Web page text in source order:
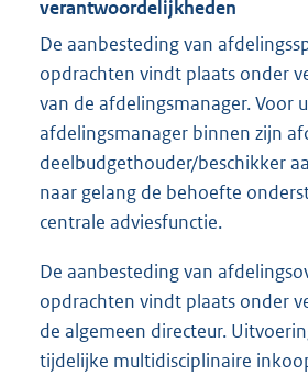
verantwoordelijkheden
De aanbesteding van
opdrachten vindt plaats onder
van de afdelingsmanager. Voor
afdelingsmanager binnen zijn
deelbudgethouder/beschikker
naar gelang de behoefte
centrale adviesfunctie.
De aanbesteding van
opdrachten vindt plaats onder
de algemeen directeur.
tijdelijke multidisciplinaire